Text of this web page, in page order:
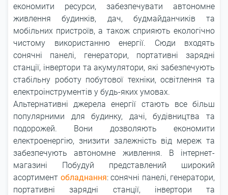
економити ресурси, забезпечувати автономне
живлення будинків, дач, будмайданчиків та
мобільних пристроїв, а також сприяють екологічно
чистому використанню енергії. Сюди входять
сонячні панелі, генератори, портативні зарядні
станції, інвертори та акумулятори, які забезпечують
стабільну роботу побутової техніки, освітлення та
електроінструментів у будь-яких умовах.
Альтернативні джерела енергії стають все більш
популярними для будинку, дачі, будівництва та
подорожей. Вони дозволяють економити
електроенергію, знизити залежність від мереж та
забезпечують автономне живлення. В інтернет-
магазині Побудуй представлений широкий
асортимент обладнання: сонячні панелі, генератори,
портативні зарядні станції, інвертори та